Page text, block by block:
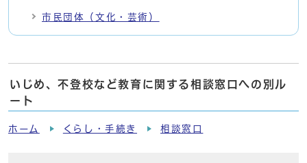
市民団体（文化・芸術）
いじめ、不登校など教育に関する相談窓口への別ル
ート
ホーム くらし・手続き 相談窓口